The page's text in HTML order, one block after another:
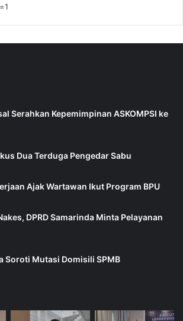
Serahkan Kepemimpinan ASKOMPSI ke
Dua Terduga Pengedar Sabu
Ajak Wartawan Ikut Program BPU
DPRD Samarinda Minta Pelayanan
Soroti Mutasi Domisili SPMB